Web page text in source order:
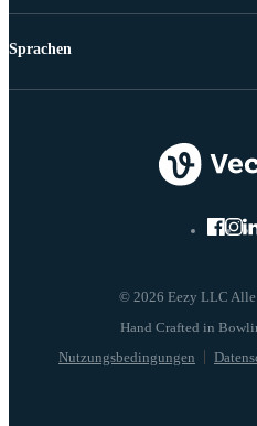
© 2026 Eezy LLC Alle
Nutzungsbedingungen
Sprachen